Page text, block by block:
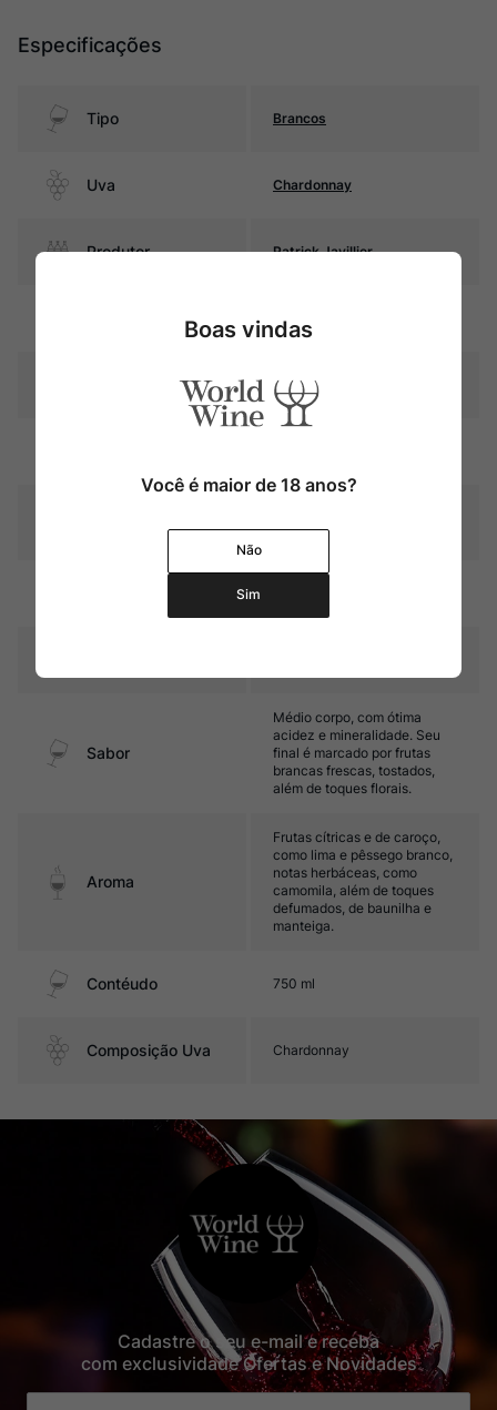
Especificações
Tipo Brancos
Uva Chardonnay
Produtor Patrick Javillier
Bourgogne
França
Sabor
Médio corpo, com ótima
acidez e mineralidade. Seu
final é marcado por frutas
brancas frescas, tostados,
além de toques florais.
Aroma
Frutas cítricas e de caroço,
como lima e pêssego branco,
notas herbáceas, como
camomila, além de toques
defumados, de baunilha e
manteiga.
Contéudo 750 ml
Composição Uva Chardonnay
Cadastre o seu e-mail e receba
com exclusividade Ofertas e Novidades
Boas vindas
Você é maior de 18 anos?
Não
Sim